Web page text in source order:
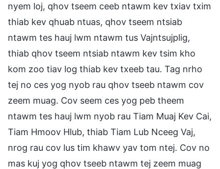
nyem loj, qhov tseem ceeb ntawm kev txiav txim
thiab kev qhuab ntuas, qhov tseem ntsiab
ntawm tes hauj lwm ntawm tus Vajntsujplig,
thiab qhov tseem ntsiab ntawm kev tsim kho
kom zoo tiav log thiab kev txeeb tau. Tag nrho
tej no ces yog nyob rau qhov tseeb ntawm cov
zeem muag. Cov seem ces yog peb theem
ntawm tes hauj lwm nyob rau Tiam Muaj Kev Cai,
Tiam Hmoov Hlub, thiab Tiam Lub Nceeg Vaj,
nrog rau cov lus tim khawv yav tom ntej. Cov no
mas kuj yog qhov tseeb ntawm tej zeem muag